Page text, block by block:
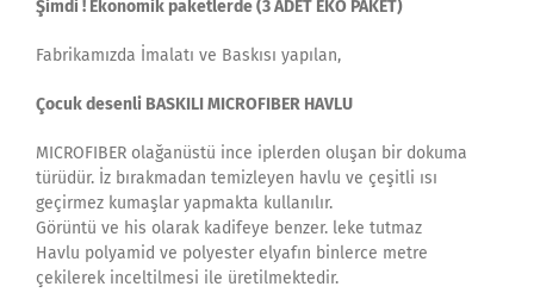
Şimdi ! Ekonomik paketlerde (3 ADET EKO PAKET)
Fabrikamızda İmalatı ve Baskısı yapılan,
Çocuk desenli BASKILI MICROFIBER HAVLU
MICROFIBER olağanüstü ince iplerden oluşan bir dokuma
türüdür. İz bırakmadan temizleyen havlu ve çeşitli ısı
geçirmez kumaşlar yapmakta kullanılır.
Görüntü ve his olarak kadifeye benzer. leke tutmaz
Havlu polyamid ve polyester elyafın binlerce metre
çekilerek inceltilmesi ile üretilmektedir.